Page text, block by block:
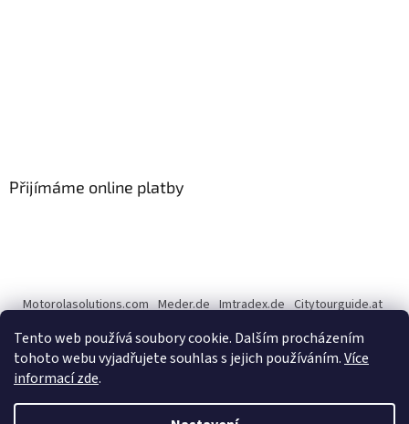
Tento web používá soubory cookie. Dalším procházením
tohoto webu vyjadřujete souhlas s jejich používáním.Více
informací zde.
Přijímáme online platby
Motorolasolutions.com Meder.de Imtradex.de Citytourguide.at